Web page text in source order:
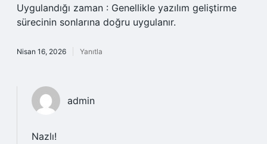
Uygulandığı zaman : Genellikle yazılım geliştirme
sürecinin sonlarına doğru uygulanır.
Nisan 16, 2026 Yanıtla
admin
Nazlı!